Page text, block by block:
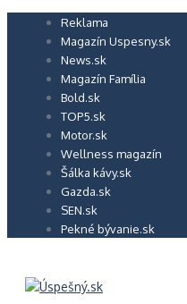
Preskočiť Reklama
Magazín Uspesny.sk
News.sk
Magazín Família
Bold.sk
TOP5.sk
Motor.sk
Wellness magazín
Šálka kávy.sk
Gazda.sk
SEN.sk
Pekné bývanie.sk